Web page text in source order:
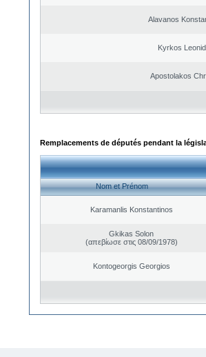
Alavanos
Kyrkos
Apostolakos
Remplacements de députés pendant la
Nom et Prénom
Karamanlis Konstantinos
Gkikas Solon
(απεβίωσε στις 08/09/1978)
Kontogeorgis Georgios